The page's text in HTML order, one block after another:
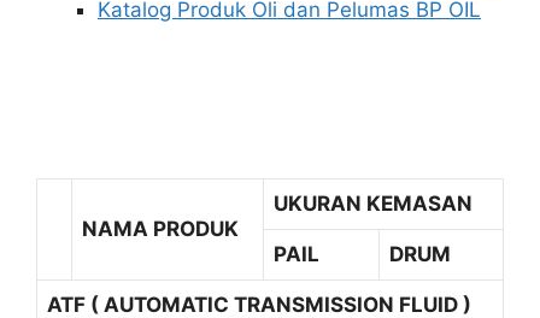
Katalog Produk Oli dan Pelumas BP OIL
NAMA PRODUK
UKURAN KEMASAN
PAIL DRUM
ATF ( AUTOMATIC TRANSMISSION FLUID )